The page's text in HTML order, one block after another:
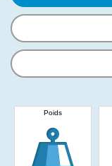
Poids